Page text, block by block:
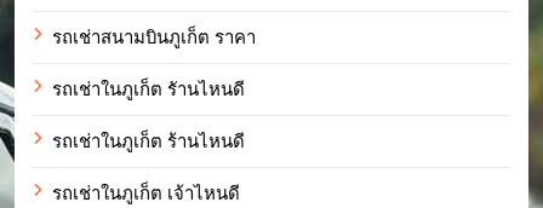
รถเช่าสนามบินภูเก็ต ราคา
รถเช่าในภูเก็ต รัานไหนดี
รถเช่าในภูเก็ต ร้านไหนดี
รถเช่าในภูเก็ต เจ้าไหนดี